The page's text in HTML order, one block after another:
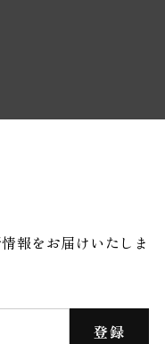
報をお届けいたしま
登録